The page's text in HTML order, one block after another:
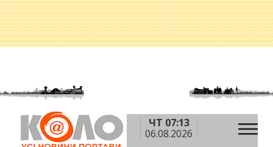
ЧТ 07:13
06.08.2026
Головна » 2012 рік » березень »27 березня
Календар